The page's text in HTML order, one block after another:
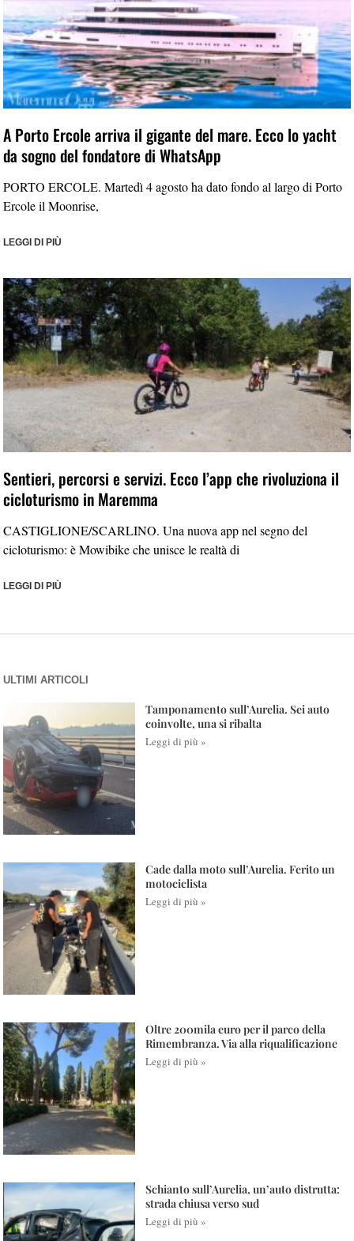
A Porto Ercole arriva il gigante del mare. Ecco lo yacht
da sogno del fondatore di WhatsApp
PORTO ERCOLE. Martedì 4 agosto ha dato fondo al largo di Porto
Ercole il Moonrise,
LEGGI DI PIÙ
Sentieri, percorsi e servizi. Ecco l’app che rivoluziona il
cicloturismo in Maremma
CASTIGLIONE/SCARLINO. Una nuova app nel segno del
cicloturismo: è Mowibike che unisce le realtà di
LEGGI DI PIÙ
ULTIMI ARTICOLI
Tamponamento sull’Aurelia. Sei auto
coinvolte, una si ribalta
Leggi di più »
Cade dalla moto sull’Aurelia. Ferito un
motociclista
Leggi di più »
Oltre 200mila euro per il parco della
Rimembranza. Via alla riqualificazione
Leggi di più »
Schianto sull’Aurelia, un’auto distrutta:
strada chiusa verso sud
Leggi di più »